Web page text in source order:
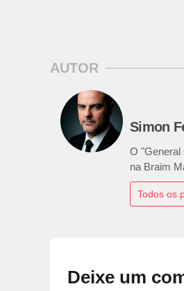
AUTOR
Simon
O "General
na Braim
Todos os
Deixe um